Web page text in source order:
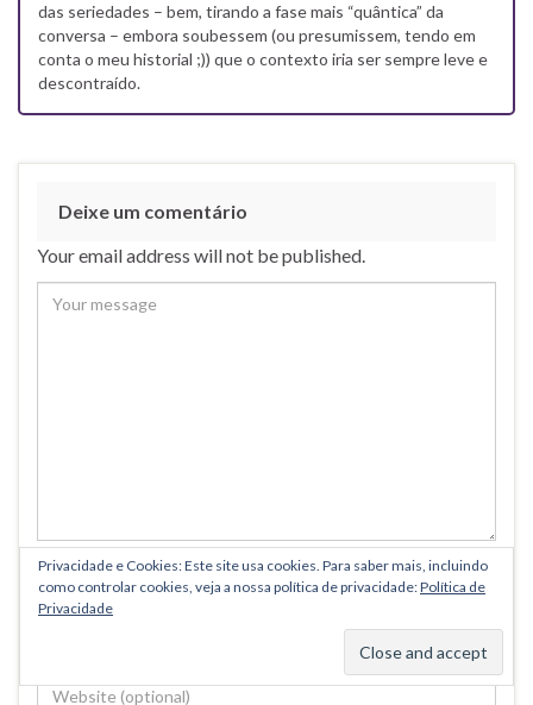
das seriedades – bem, tirando a fase mais “quântica” da
conversa – embora soubessem (ou presumissem, tendo em
conta o meu historial ;)) que o contexto iria ser sempre leve e
descontraído.
Deixe um comentário
Your email address will not be published.
Privacidade e Cookies: Este site usa cookies. Para saber mais, incluindo
como controlar cookies, veja a nossa política de privacidade:Política de
Privacidade